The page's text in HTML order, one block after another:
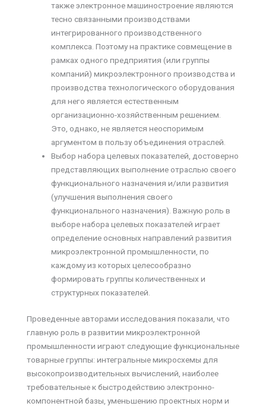
также электронное машиностроение являются
тесно связанными производствами
интегрированного производственного
комплекса. Поэтому на практике совмещение в
рамках одного предприятия (или группы
компаний) микроэлектронного производства и
производства технологического оборудования
для него является естественным
организационно-хозяйственным решением.
Это, однако, не является неоспоримым
аргументом в пользу объединения отраслей.
Выбор набора целевых показателей, достоверно
представляющих выполнение отраслью своего
функционального назначения и/или развития
(улучшения выполнения своего
функционального назначения). Важную роль в
выборе набора целевых показателей играет
определение основных направлений развития
микроэлектронной промышленности, по
каждому из которых целесообразно
формировать группы количественных и
структурных показателей.
Проведенные авторами исследования показали, что
главную роль в развитии микроэлектронной
промышленности играют следующие функциональные
товарные группы: интегральные микросхемы для
высокопроизводительных вычислений, наиболее
требовательные к быстродействию электронно-
компонентной базы, уменьшению проектных норм и